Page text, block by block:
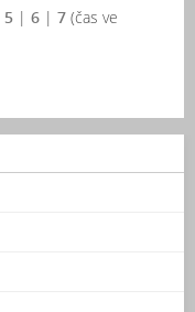
5 | 6 | 7 (čas ve